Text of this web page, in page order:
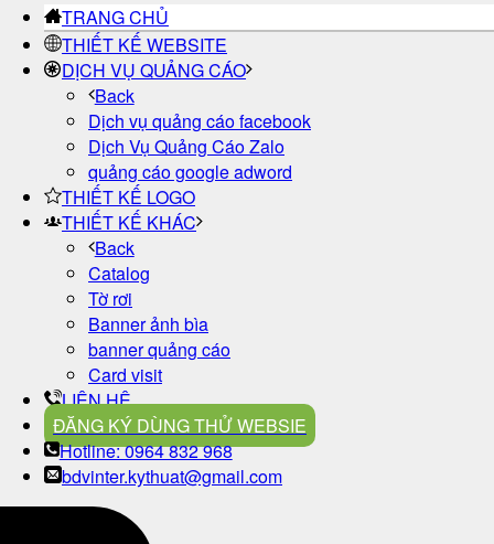
TRANG CHỦ
THIẾT KẾ WEBSITE
DỊCH VỤ QUẢNG CÁO
Back
Dịch vụ quảng cáo facebook
Dịch Vụ Quảng Cáo Zalo
quảng cáo google adword
THIẾT KẾ LOGO
THIẾT KẾ KHÁC
Back
Catalog
Tờ rơi
Banner ảnh bìa
banner quảng cáo
Card visit
LIÊN HỆ
ĐĂNG KÝ DÙNG THỬ WEBSIE
Hotline: 0964 832 968
bdvinter.kythuat@gmail.com